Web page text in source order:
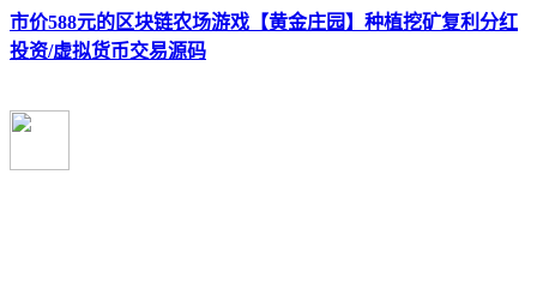
市价588元的区块链农场游戏【黄金庄园】种植挖矿复利分红
投资/虚拟货币交易源码